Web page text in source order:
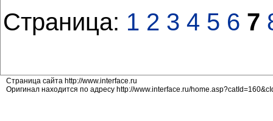
Страница: 1 2 3 4 5 6 7
Страница сайта http://www.interface.ru
Оригинал находится по адресу http://www.interface.ru/